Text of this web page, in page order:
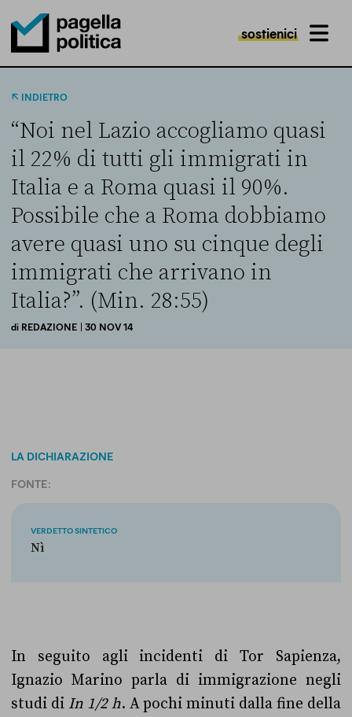
Pagella Politica Logo
sostienici MENU
INDIETRO
“Noi nel Lazio accogliamo quasi
il 22% di tutti gli immigrati in
Italia e a Roma quasi il 90%.
Possibile che a Roma dobbiamo
avere quasi uno su cinque degli
immigrati che arrivano in
Italia?”. (Min. 28:55)
di REDAZIONE | 30 NOV 14
LA DICHIARAZIONE
FONTE:
VERDETTO SINTETICO
Nì
In seguito agli incidenti di Tor Sapienza,
Ignazio Marino parla di immigrazione negli
studi diIn 1/2 h. A pochi minuti dalla fine della